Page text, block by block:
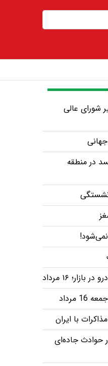
شورای عالی
در منطقه
۱۶ مرداد
با ایران
۲۴ زائر در حوادث جاده‌ای